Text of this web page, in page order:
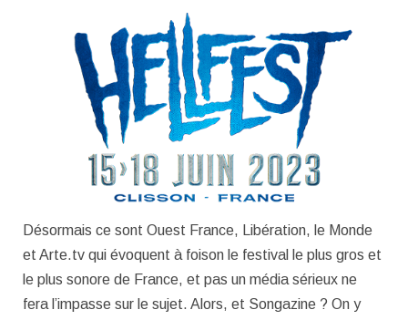
Désormais ce sont Ouest France, Libération, le Monde
et Arte.tv qui évoquent à foison le festival le plus gros et
le plus sonore de France, et pas un média sérieux ne
fera l’impasse sur le sujet. Alors, et Songazine ? On y